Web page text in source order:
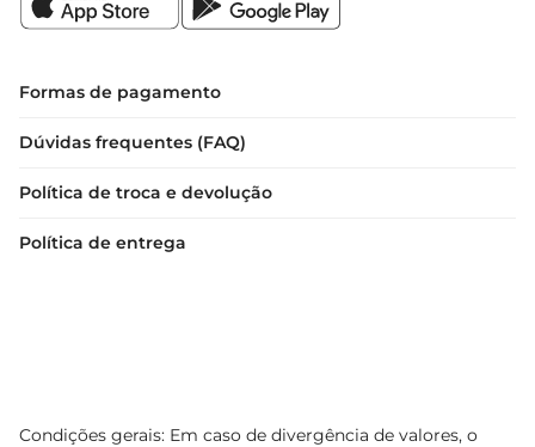
Formas de pagamento
Dúvidas frequentes (FAQ)
Política de troca e devolução
Política de entrega
Condições gerais: Em caso de divergência de valores, o